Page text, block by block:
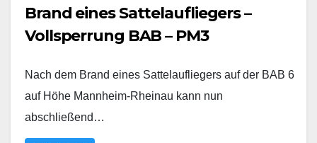
Brand eines Sattelaufliegers –
Vollsperrung BAB – PM3
Nach dem Brand eines Sattelaufliegers auf der BAB 6
auf Höhe Mannheim-Rheinau kann nun
abschließend…